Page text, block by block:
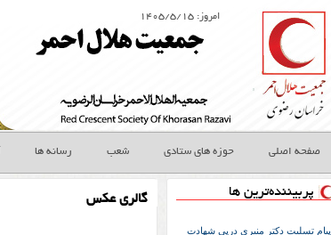
امروز: ۱۴۰۵/۵/۱۵
صفحه اصلی حوزه های ستادی شعب رسانه ها
پربیننده‌ترین ها
پیام تسلیت دکتر منیری درپی شهادت
گالری عکس